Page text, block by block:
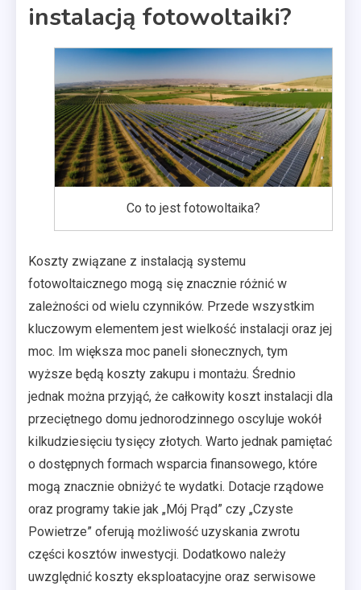
instalacją fotowoltaiki?
Co to jest fotowoltaika?
Koszty związane z instalacją systemu
fotowoltaicznego mogą się znacznie różnić w
zależności od wielu czynników. Przede wszystkim
kluczowym elementem jest wielkość instalacji oraz jej
moc. Im większa moc paneli słonecznych, tym
wyższe będą koszty zakupu i montażu. Średnio
jednak można przyjąć, że całkowity koszt instalacji dla
przeciętnego domu jednorodzinnego oscyluje wokół
kilkudziesięciu tysięcy złotych. Warto jednak pamiętać
o dostępnych formach wsparcia finansowego, które
mogą znacznie obniżyć te wydatki. Dotacje rządowe
oraz programy takie jak „Mój Prąd” czy „Czyste
Powietrze” oferują możliwość uzyskania zwrotu
części kosztów inwestycji. Dodatkowo należy
uwzględnić koszty eksploatacyjne oraz serwisowe